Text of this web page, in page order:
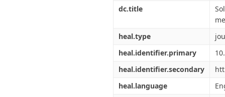
dc.title
heal.type
heal.identifier.primary
heal.identifier.secondary
heal.language